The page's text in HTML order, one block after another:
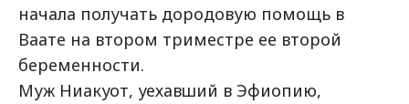
начала получать дородовую помощь в
Ваате на втором триместре ее второй
беременности.
Муж Ниакуот, уехавший в Эфиопию,